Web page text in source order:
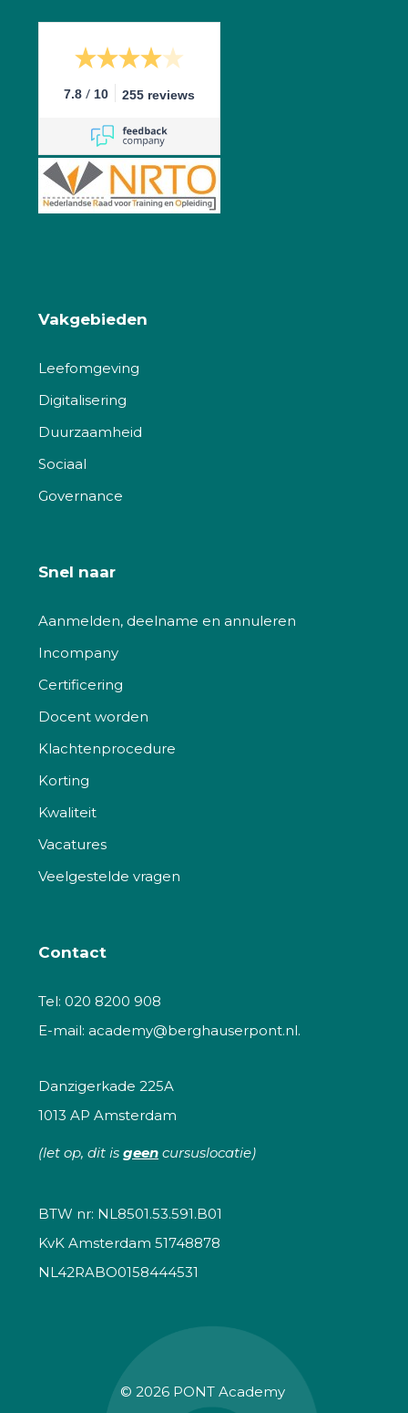
7.8 / 10 255 reviews
Vakgebieden
Leefomgeving
Digitalisering
Duurzaamheid
Sociaal
Governance
Snel naar
Aanmelden, deelname en annuleren
Incompany
Certificering
Docent worden
Klachtenprocedure
Korting
Kwaliteit
Vacatures
Veelgestelde vragen
Contact
Tel: 020 8200 908
E-mail: academy@berghauserpont.nl.
Danzigerkade 225A
1013 AP Amsterdam
(let op, dit is geen cursuslocatie)
BTW nr: NL8501.53.591.B01
KvK Amsterdam 51748878
NL42RABO0158444531
© 2026 PONT Academy